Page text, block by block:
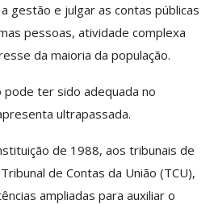
gestão e julgar as contas públicas
pessoas, atividade complexa
da maioria da população.
ter sido adequada no
ultrapassada.
de 1988, aos tribunais de
de Contas da União (TCU),
ampliadas para auxiliar o